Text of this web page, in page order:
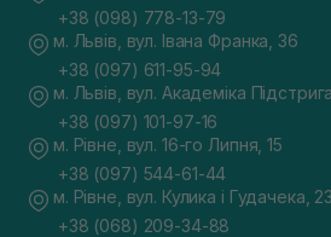
+38 (098) 778-13-79
м. Львів, вул. Івана Франка, 36
+38 (097) 611-95-94
м. Львів, вул. Академіка
+38 (097) 101-97-16
м. Рівне, вул. 16-го Липня, 15
+38 (097) 544-61-44
м. Рівне, вул. Кулика і Гудачека,
+38 (068) 209-34-88